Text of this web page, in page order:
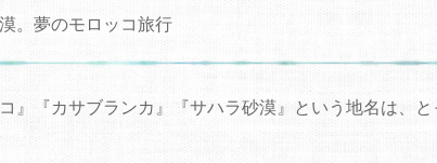
。夢のモロッコ旅行
』『カサブランカ』『サハラ砂漠』という地名は、